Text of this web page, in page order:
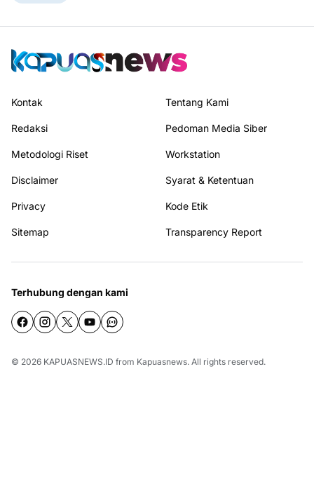
Kontak Tentang Kami
Redaksi Pedoman Media Siber
Metodologi Riset Workstation
Disclaimer Syarat & Ketentuan
Privacy Kode Etik
Sitemap Transparency Report
Terhubung dengan kami
© 2026 KAPUASNEWS.ID from Kapuasnews. All rights reserved.